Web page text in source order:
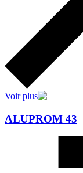
Voir plus
ALUPROM 43